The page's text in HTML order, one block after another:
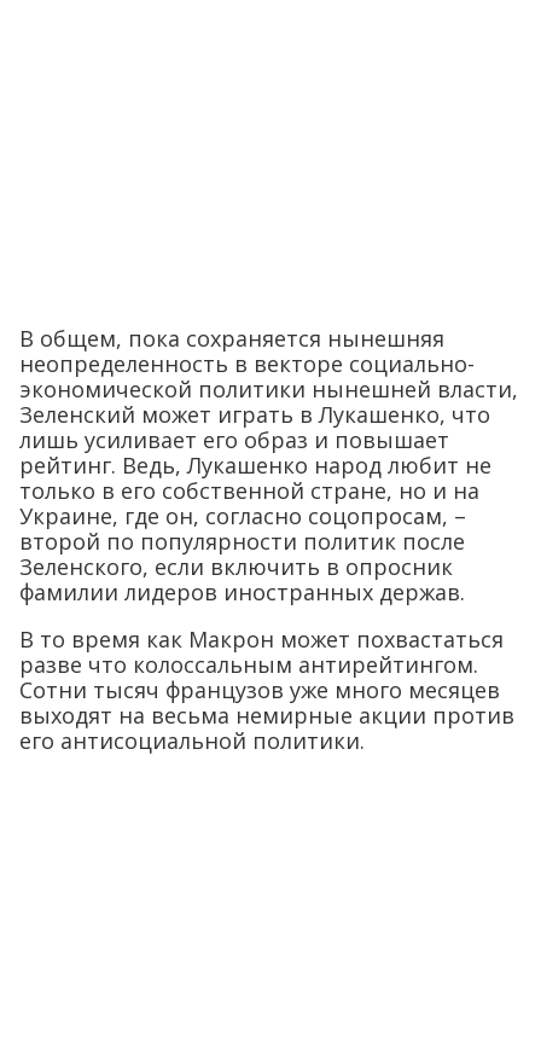
В общем, пока сохраняется нынешняя
неопределенность в векторе социально-
экономической политики нынешней власти,
Зеленский может играть в Лукашенко, что
лишь усиливает его образ и повышает
рейтинг. Ведь, Лукашенко народ любит не
только в его собственной стране, но и на
Украине, где он, согласно соцопросам, –
второй по популярности политик после
Зеленского, если включить в опросник
фамилии лидеров иностранных держав.
В то время как Макрон может похвастаться
разве что колоссальным антирейтингом.
Сотни тысяч французов уже много месяцев
выходят на весьма немирные акции против
его антисоциальной политики.